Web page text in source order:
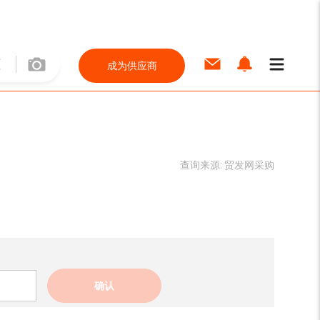
成为供应商
查询来源: 贸发网采购
确认